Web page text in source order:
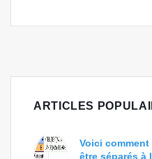
ARTICLES
Voici
être séparés à